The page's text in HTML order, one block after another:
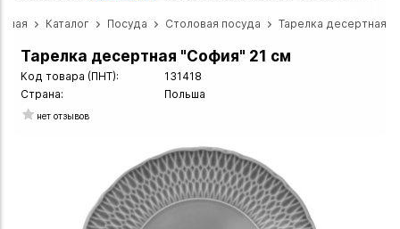
Каталог Посуда Столовая посуда Тарелка десертная
Тарелка десертная "София" 21 см
Код товара (ПНТ):
131418
Страна:
Польша
нет отзывов